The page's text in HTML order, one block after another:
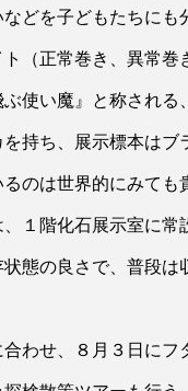
どを子どもたちにも
（正常巻き、異常
使い魔』と称される
持ち、展示標本は
のは世界的にみても
１階化石展示室に常
態の良さで、普段
わせ、８月３日にフ